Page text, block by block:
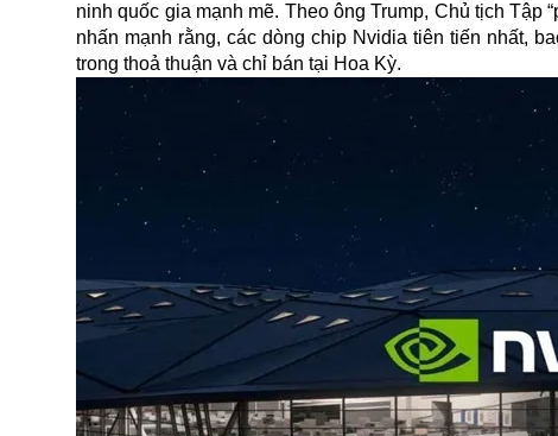
ninh quốc gia mạnh mẽ. Theo ông Trump, Chủ tịch Tập
nhấn mạnh rằng, các dòng chip Nvidia tiên tiến nhất,
trong thoả thuận và chỉ bán tại Hoa Kỳ.